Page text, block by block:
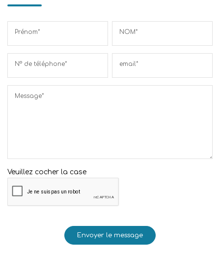
Prénom* NOM*
N° de téléphone* email*
Message*
Veuillez cocher la case
Envoyer le message